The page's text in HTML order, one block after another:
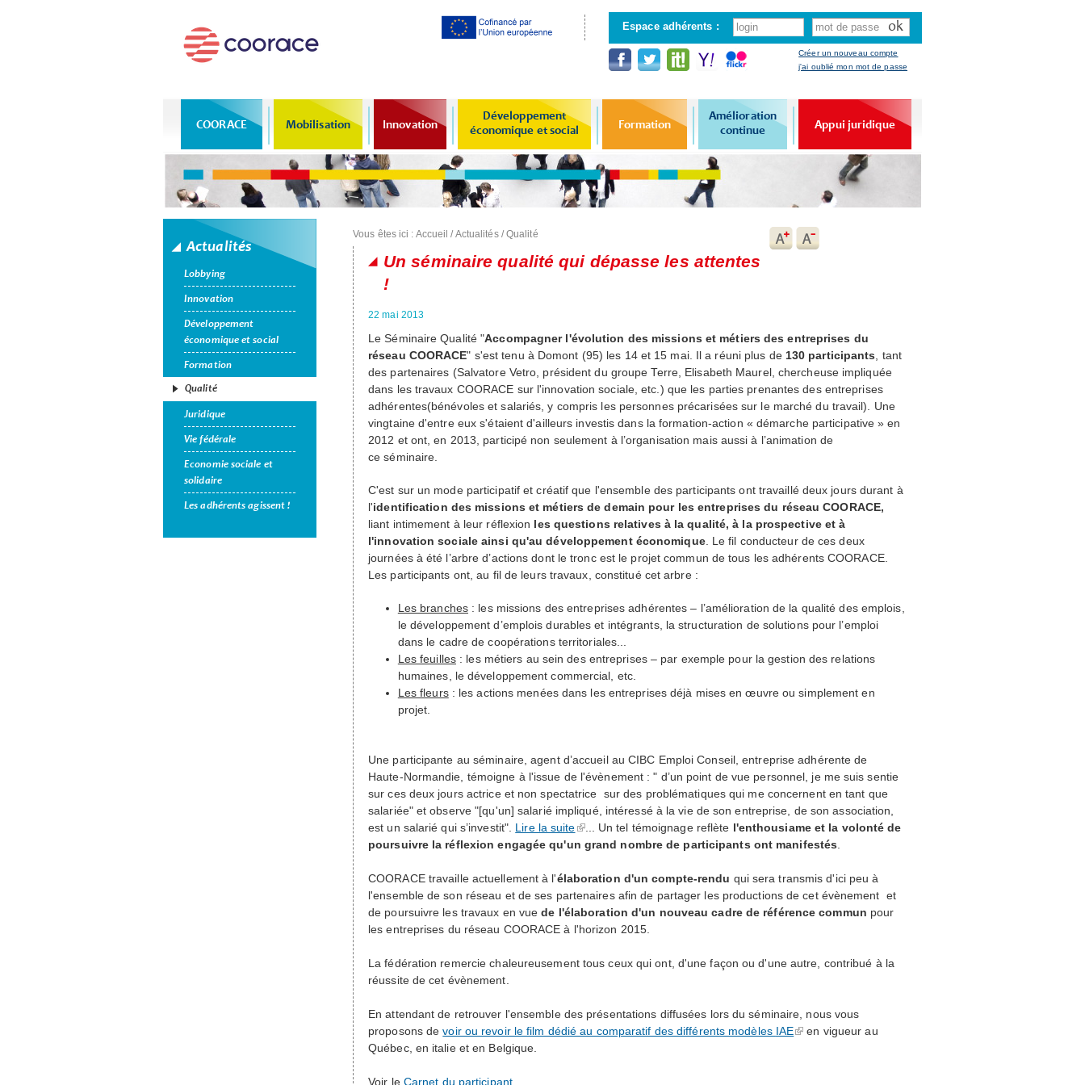
contenu
principal
Espace adhérents :
Créer un nouveau compte
j'ai oublié mon mot de passe
COORACE Mobilisation Innovation
Développement
économique et social
Formation
Amélioration
continue
Appui juridique
Actualités
Lobbying
Innovation
Développement
économique et social
Formation
Qualité
Juridique
Vie fédérale
Economie sociale et
solidaire
Les adhérents agissent !
Vous êtes ici : Accueil /Actualités/Qualité
Un séminaire qualité qui dépasse les attentes
!
22 mai 2013
Le Séminaire Qualité "Accompagner l'évolution des missions et métiers des entreprises du
réseau COORACE" s'est tenu à Domont (95) les 14 et 15 mai. Il a réuni plus de 130 participants , tant
des partenaires (Salvatore Vetro, président du groupe Terre, Elisabeth Maurel, chercheuse impliquée
dans les travaux COORACE sur l'innovation sociale, etc.) que les parties prenantes des entreprises
adhérentes(bénévoles et salariés, y compris les personnes précarisées sur le marché du travail). Une
vingtaine d'entre eux s'étaient d'ailleurs investis dans la formation-action « démarche participative » en
2012 et ont, en 2013, participé non seulement à l’organisation mais aussi à l’animation de
ce séminaire.
C'est sur un mode participatif et créatif que l'ensemble des participants ont travaillé deux jours durant à
l'identification des missions et métiers de demain pour les entreprises du réseauCOORACE,
liant intimement à leur réflexion les questions relatives à la qualité, à la prospective et à
l'innovation sociale ainsi qu'au développement économique. Le fil conducteur de ces deux
journées à été l’arbre d’actions dont le tronc est le projet commun de tous les adhérentsCOORACE.
Les participants ont, au fil de leurs travaux, constitué cet arbre :
Les branches : les missions des entreprises adhérentes – l’amélioration de la qualité des emplois,
le développement d’emplois durables et intégrants, la structuration de solutions pour l’emploi
dans le cadre de coopérations territoriales...
Les feuilles : les métiers au sein des entreprises – par exemple pour la gestion des relations
humaines, le développement commercial, etc.
Les fleurs: les actions menées dans les entreprises déjà mises en œuvre ou simplement en
projet.
Une participante au séminaire, agent d’accueil auCIBC Emploi Conseil, entreprise adhérente de
Haute-Normandie, témoigne à l'issue de l'évènement : " d’un point de vue personnel, je me suis sentie
sur ces deux jours actrice et non spectatrice sur des problématiques qui me concernent en tant que
salariée" et observe "[qu'un] salarié impliqué, intéressé à la vie de son entreprise, de son association,
est un salarié qui s’investit". Lire la suite ... Un tel témoignage reflète l'enthousiame et la volonté de
poursuivre la réflexion engagée qu'un grand nombre de participants ont manifestés
COORACEtravaille actuellement à l'élaboration d'un compte-rendu qui sera transmis d'ici peu à
l'ensemble de son réseau et de ses partenaires afin de partager les productions de cet évènement et
de poursuivre les travaux en vuede l'élaboration d'un nouveau cadre de référence commun pour
les entreprises du réseau COORACE à l'horizon 2015.
La fédération remercie chaleureusement tous ceux qui ont, d'une façon ou d'une autre, contribué à la
réussite de cet évènement.
En attendant de retrouver l'ensemble des présentations diffusées lors du séminaire, nous vous
proposons devoir ou revoir le film dédié au comparatif des différents modèles IAE
en vigueur au
Québec, en italie et en Belgique.
Voir le Carnet du participant